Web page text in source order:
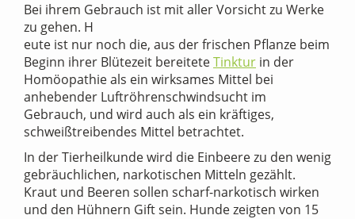
Bei ihrem Gebrauch ist mit aller Vorsicht zu Werke
zu gehen. H
eute ist nur noch die, aus der frischen Pflanze beim
Beginn ihrer Blütezeit bereiteteTinktur in der
Homöopathie als ein wirksames Mittel bei
anhebender Luftröhrenschwindsucht im
Gebrauch, und wird auch als ein kräftiges,
schweißtreibendes Mittel betrachtet.
In der Tierheilkunde wird die Einbeere zu den wenig
gebräuchlichen, narkotischen Mitteln gezählt.
Kraut und Beeren sollen scharf-narkotisch wirken
und den Hühnern Gift sein. Hunde zeigten von 15